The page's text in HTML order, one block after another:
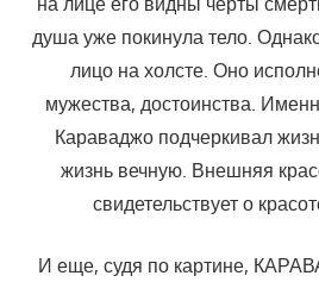
душа уже покинула тело.
лицо на холсте. Оно
мужества, достоинства.
Караваджо подчеркивал
жизнь вечную. Внешняя
свидетельствует о
И еще, судя по картине,